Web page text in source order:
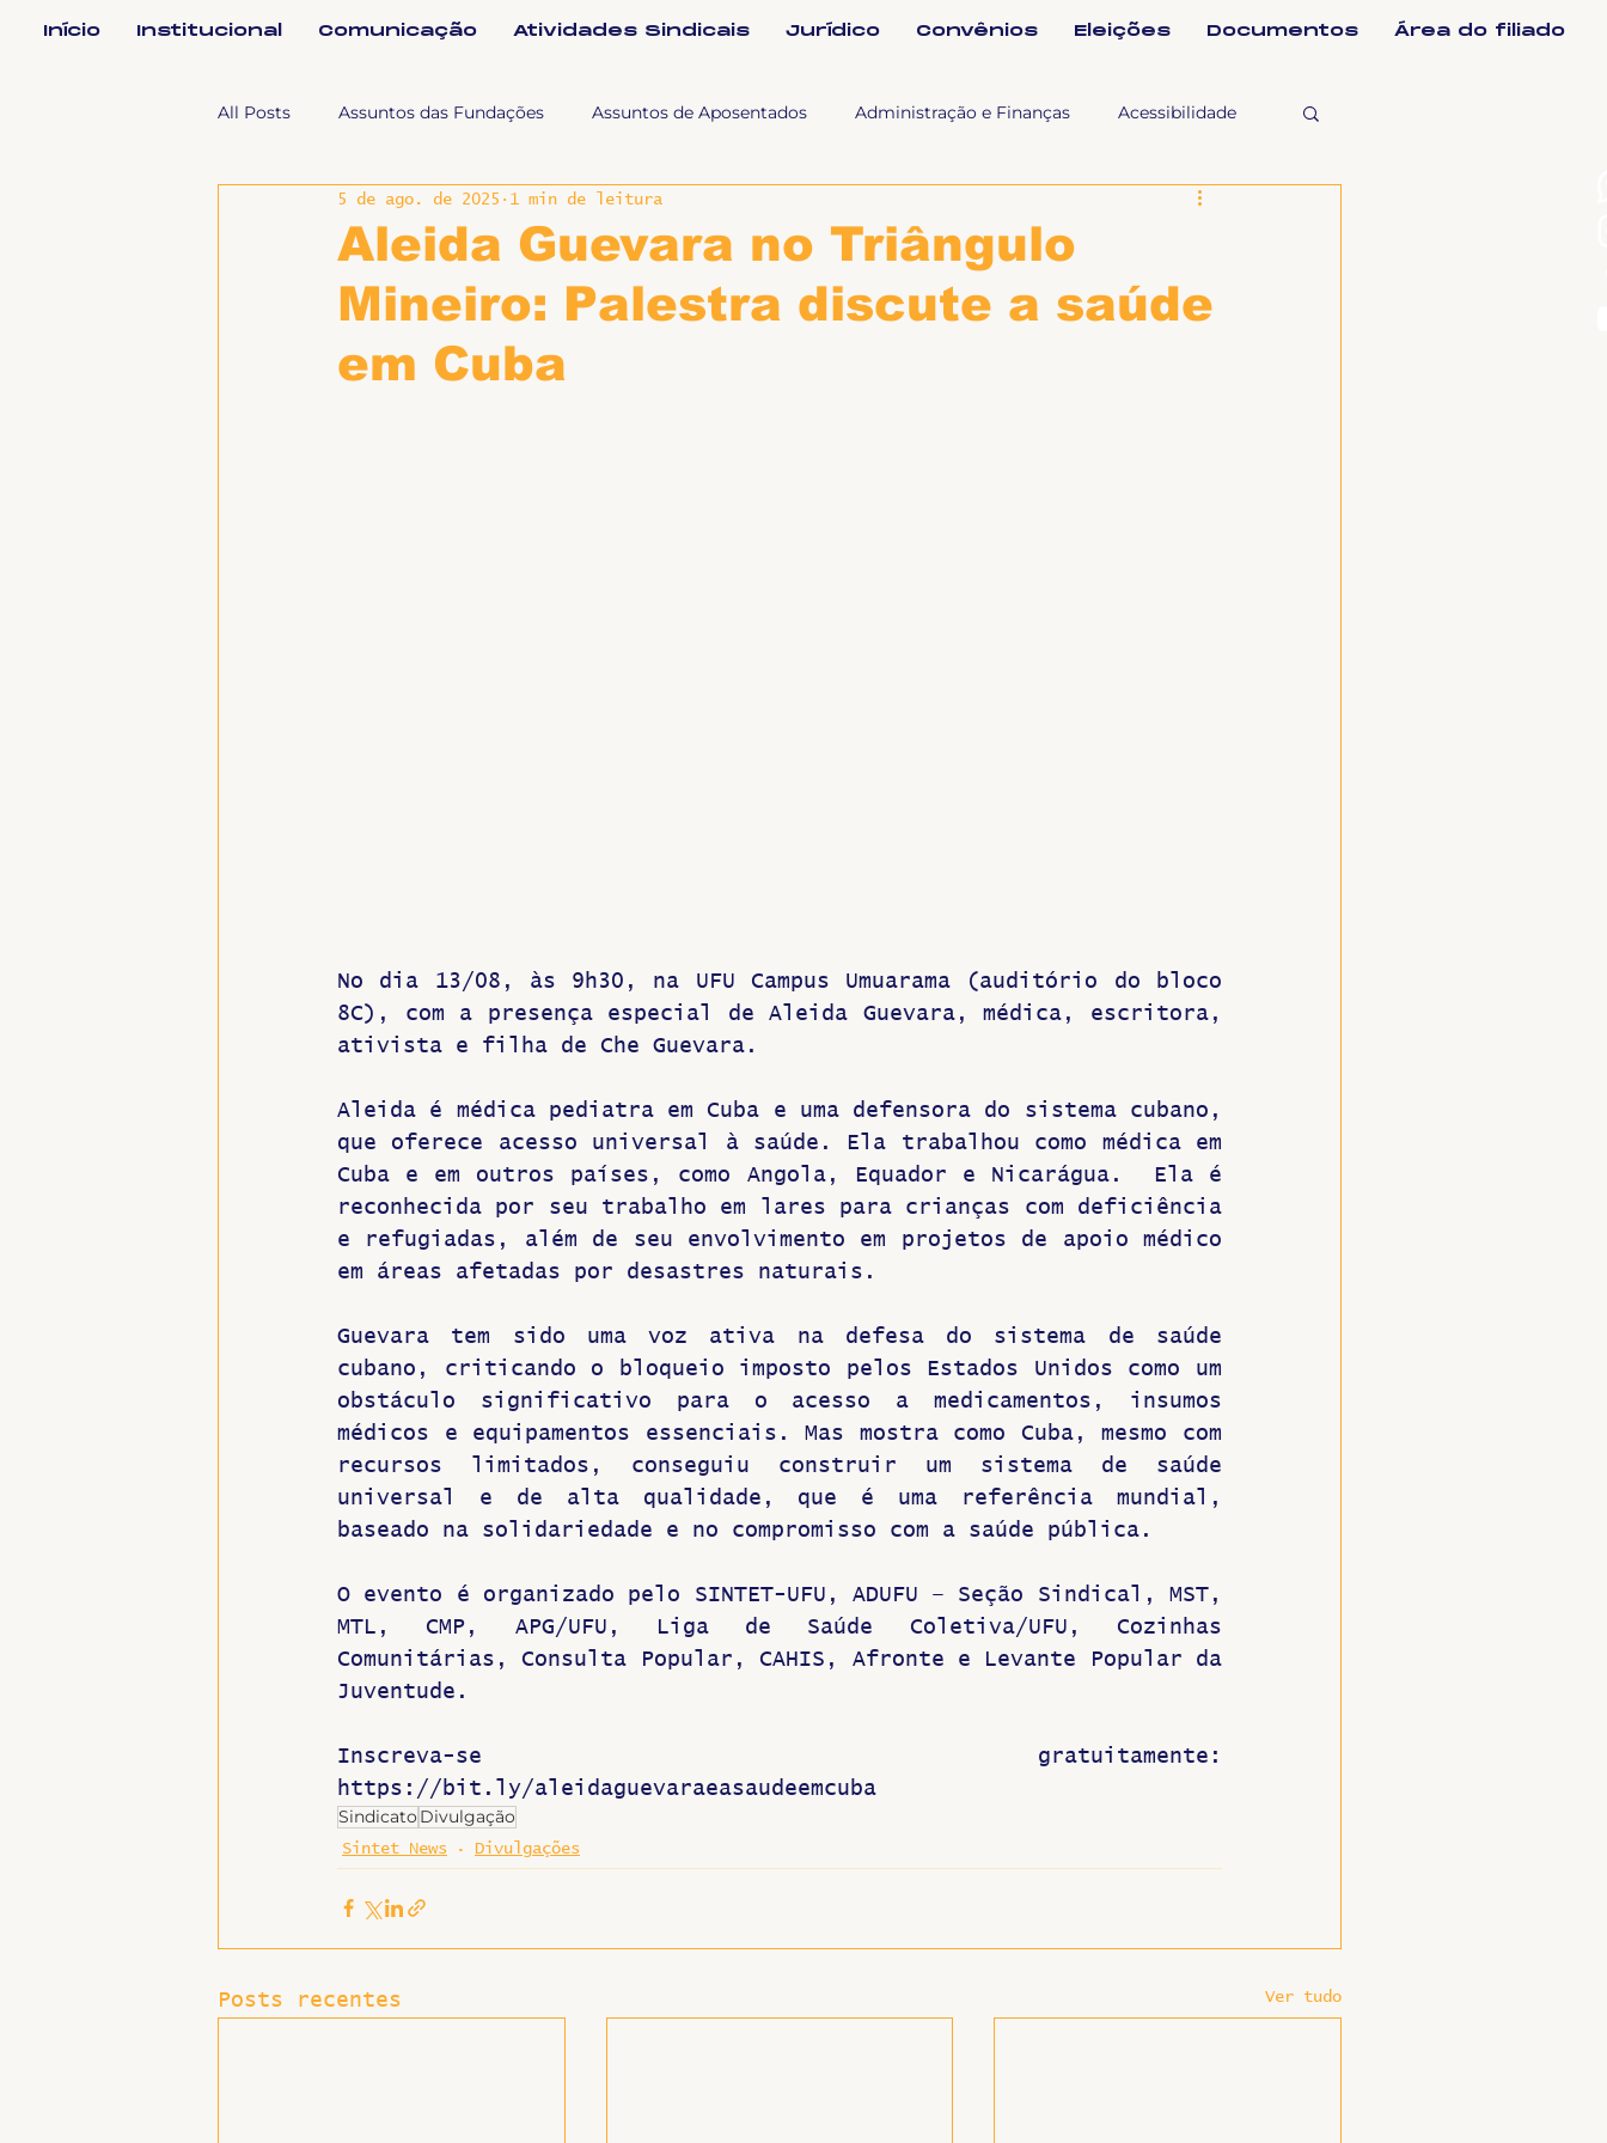
Início Institucional Comunicação Atividades Sindicais Jurídico Convênios Eleições Documentos Área do filiado
All Posts Assuntos das Fundações Assuntos de Aposentados Administração e Finanças Acessibilidade
Assuntos Jurídicos e Relação de Tra Fala SINTET-UFU
Coordenações Efetivos Documentos Formação e Relações Sindicais Mundo Ligeirinho
Aleida Guevara no Triângulo
Mineiro: Palestra discute a saúde
em Cuba
5 de ago. de 2025 1 min de leitura
No dia 13/08, às 9h30, na UFU Campus Umuarama (auditório do bloco
8C), com a presença especial de Aleida Guevara, médica, escritora,
ativista e filha de Che Guevara.
Aleida é médica pediatra em Cuba e uma defensora do sistema cubano,
que oferece acesso universal à saúde. Ela trabalhou como médica em
Cuba e em outros países, como Angola, Equador e Nicarágua.  Ela é
reconhecida por seu trabalho em lares para crianças com deficiência
e refugiadas, além de seu envolvimento em projetos de apoio médico
em áreas afetadas por desastres naturais.
Guevara tem sido uma voz ativa na defesa do sistema de saúde
cubano, criticando o bloqueio imposto pelos Estados Unidos como um
obstáculo significativo para o acesso a medicamentos, insumos
médicos e equipamentos essenciais. Mas mostra como Cuba, mesmo com
recursos limitados, conseguiu construir um sistema de saúde
universal e de alta qualidade, que é uma referência mundial,
baseado na solidariedade e no compromisso com a saúde pública.
O evento é organizado pelo SINTET-UFU, ADUFU – Seção Sindical, MST,
MTL, CMP, APG/UFU, Liga de Saúde Coletiva/UFU, Cozinhas
Comunitárias, Consulta Popular, CAHIS, Afronte e Levante Popular da
Juventude.
https://bit.ly/aleidaguevaraeasaudeemcuba
Sindicato Divulgação
Sintet News Divulgações
Posts recentes Ver tudo